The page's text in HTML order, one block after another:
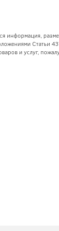
информация,
Статьи
и услуг,